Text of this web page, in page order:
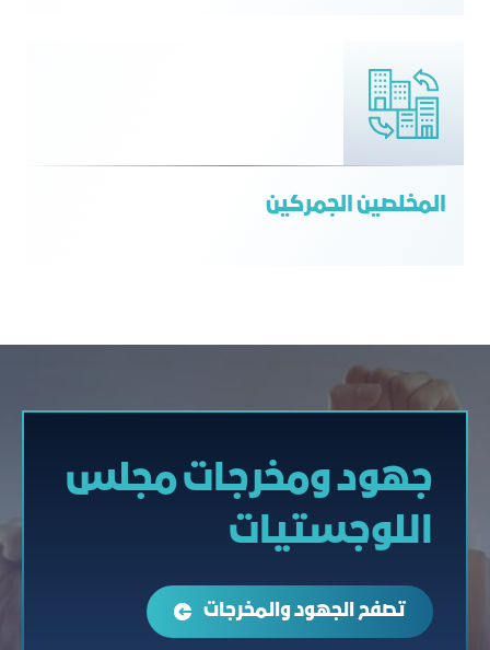
المخلصين الجمركين
جهود ومخرجات مجلس
اللوجستيات
تصفح الجهود والمخرجات